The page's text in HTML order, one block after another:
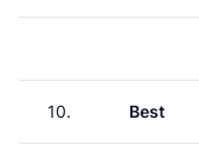
10. Best